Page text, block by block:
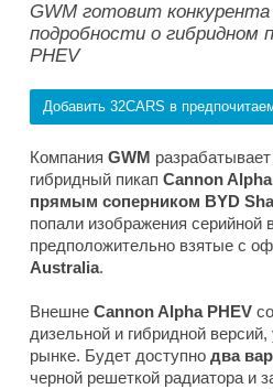
GWM готовит
подробности о гибридном
PHEV
Добавить 32CARS в
Компания GWM
гибридный пикап Cannon
прямым соперником BYD
попали изображения серийной
предположительно взятые с
Australia.
Внешне Cannon Alpha PHEV
дизельной и гибридной
рынке. Будет доступно два
черной решеткой радиатора и